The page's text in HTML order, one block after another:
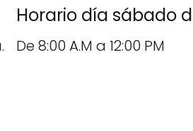
Horario día sábado
De 8:00 A.M a 12:00 PM